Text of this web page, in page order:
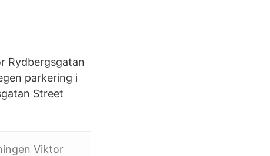
Rydbergsgatan
parkering i
Street
Viktor